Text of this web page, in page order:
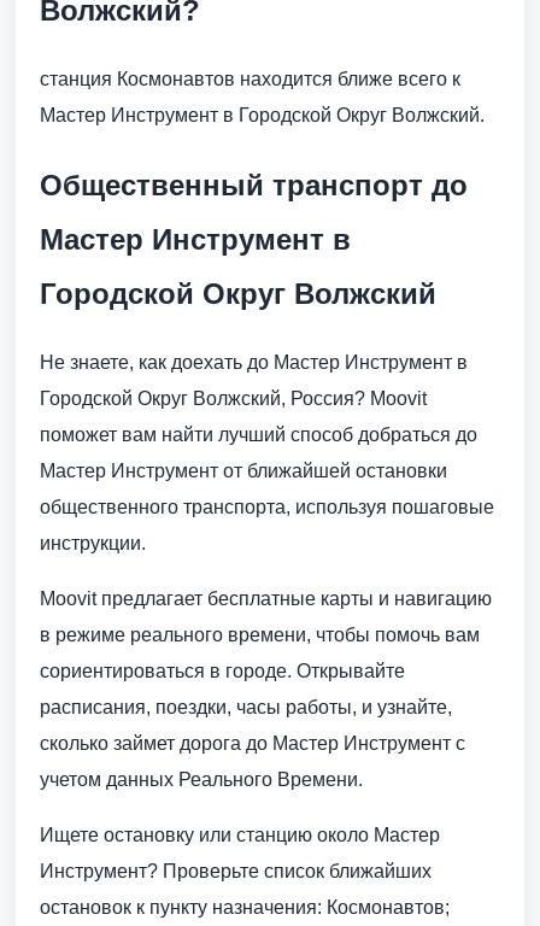
Волжский?
станция Космонавтов находится ближе всего к
Мастер Инструмент в Городской Округ Волжский.
Общественный транспорт до
Мастер Инструмент в
Городской Округ Волжский
Не знаете, как доехать до Мастер Инструмент в
Городской Округ Волжский, Россия? Moovit
поможет вам найти лучший способ добраться до
Мастер Инструмент от ближайшей остановки
общественного транспорта, используя пошаговые
инструкции.
Moovit предлагает бесплатные карты и навигацию
в режиме реального времени, чтобы помочь вам
сориентироваться в городе. Открывайте
расписания, поездки, часы работы, и узнайте,
сколько займет дорога до Мастер Инструмент с
учетом данных Реального Времени.
Ищете остановку или станцию около Мастер
Инструмент? Проверьте список ближайших
остановок к пункту назначения: Космонавтов;